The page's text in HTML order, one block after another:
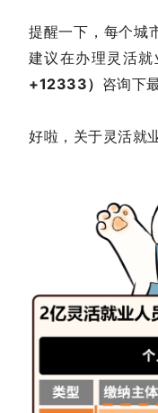
提醒一下，每个城
建议在办理灵活
+12333） 咨询下
好啦，关于灵活就